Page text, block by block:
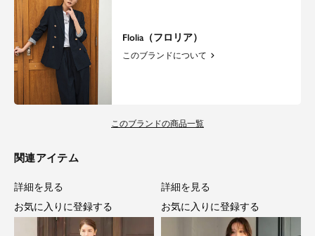
通年使いやすいツイル生地を使用しています。
ご自宅で洗えるのでデイリーにお召しいただけます。
Flolia（フロリア）
このブランドについて
このブランドの商品一覧
関連アイテム
詳細を見る
お気に入りに登録する
詳細を見る
お気に入りに登録する